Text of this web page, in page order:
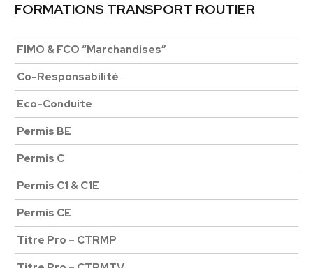
FORMATIONS TRANSPORT ROUTIER
FIMO & FCO “Marchandises”
Co-Responsabilité
Eco-Conduite
Permis BE
Permis C
Permis C1 & C1E
Permis CE
Titre Pro – CTRMP